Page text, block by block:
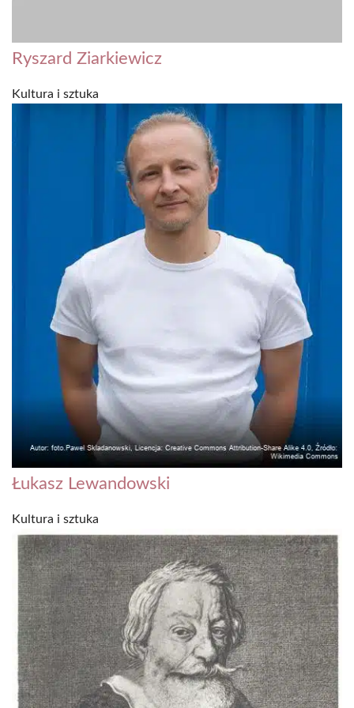
Ryszard Ziarkiewicz
Kultura i sztuka
Łukasz Lewandowski
Kultura i sztuka